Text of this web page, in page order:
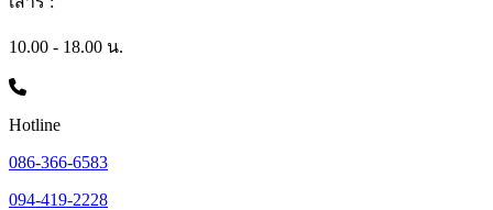
10.00 - 18.00 น.
Hotline
086-366-6583
094-419-2228